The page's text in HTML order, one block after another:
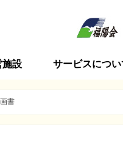
施設 サービスについ
書